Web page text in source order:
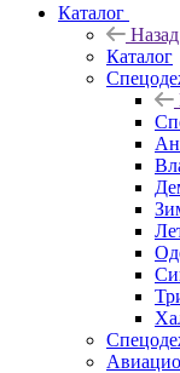
Каталог
Назад
Каталог